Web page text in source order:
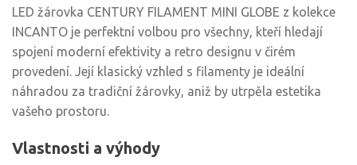
LED žárovka CENTURY FILAMENT MINI GLOBE z kolekce
INCANTO je perfektní volbou pro všechny, kteří hledají
spojení moderní efektivity a retro designu v čirém
provedení. Její klasický vzhled s filamenty je ideální
náhradou za tradiční žárovky, aniž by utrpěla estetika
vašeho prostoru.
Vlastnosti a výhody